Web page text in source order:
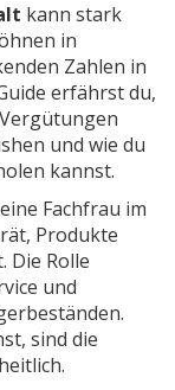
kann stark
in
Zahlen in
erfährst du,
und wie du
kannst.
Fachfrau im
Produkte
. Die Rolle
und
sind die